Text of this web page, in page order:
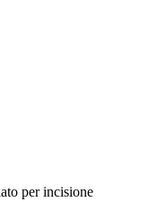
per incisione